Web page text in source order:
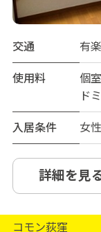
交通
有
使用料
個
ド
入居条件
女性
詳細を見
コモン荻窪